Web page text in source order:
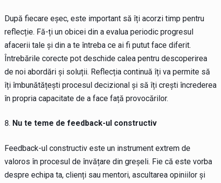
După fiecare eșec, este important să îți acorzi timp pentru
reflecție. Fă-ți un obicei din a evalua periodic progresul
afacerii tale și din a te întreba ce ai fi putut face diferit.
Întrebările corecte pot deschide calea pentru descoperirea
de noi abordări și soluții. Reflecția continuă îți va permite să
îți îmbunătățești procesul decizional și să îți crești încrederea
în propria capacitate de a face față provocărilor.
Nu te teme de feedback-ul constructiv
Feedback-ul constructiv este un instrument extrem de
valoros în procesul de învățare din greșeli. Fie că este vorba
despre echipa ta, clienți sau mentori, ascultarea opiniilor și